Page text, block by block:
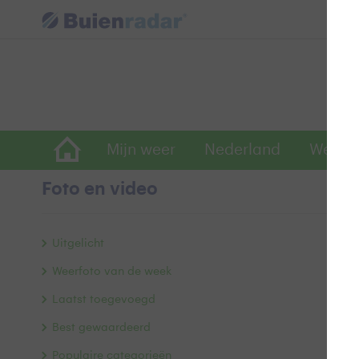
Mijn weer Nederland
Foto en video
Uitgelicht
Weerfoto van de week
Laatst toegevoegd
Best gewaardeerd
Populaire categorieën